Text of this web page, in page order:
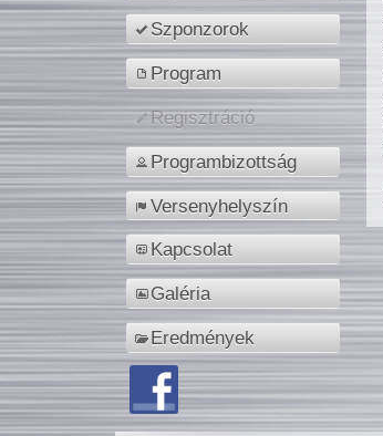
Szponzorok
Program
Regisztráció
Programbizottság
Versenyhelyszín
Kapcsolat
Galéria
Eredmények